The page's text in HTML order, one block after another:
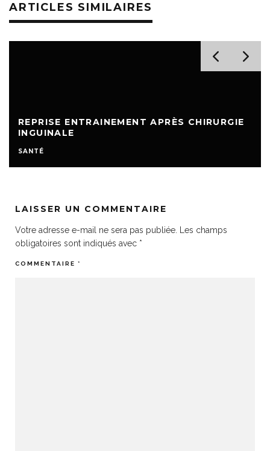
ARTICLES SIMILAIRES
REPRISE ENTRAINEMENT APRÈS CHIRURGIE
INGUINALE
SANTÉ
LAISSER UN COMMENTAIRE
Votre adresse e-mail ne sera pas publiée.
Les champs
obligatoires sont indiqués avec *
COMMENTAIRE *